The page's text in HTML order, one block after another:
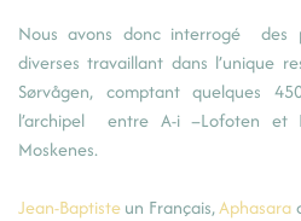
Nous avons donc interrogé des
diverses travaillant dans l’unique
Sørvågen, comptant quelques
l’archipel entre A-i –Lofoten et
Moskenes.
Jean-Baptisteun Français,Aphasara